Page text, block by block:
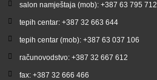
salon namještaja (mob): +387 63 795 712
tepih centar: +387 32 663 644
tepih centar (mob): +387 63 037 106
računovodstvo: +387 32 667 612
fax: +387 32 666 466